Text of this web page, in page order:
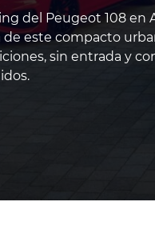
del Peugeot 108 en
este compacto
sin entrada y